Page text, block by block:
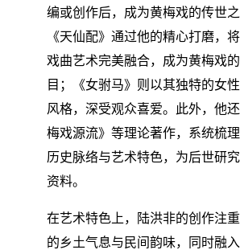
编或创作后，成为黄梅戏的传世之
《天仙配》通过他的精心打磨，
戏曲艺术完美融合，成为黄梅戏
目；《女驸马》则以其独特的女
风格，深受观众喜爱。此外，他
梅戏源流》等理论著作，系统梳
历史脉络与艺术特色，为后世研
资料。
在艺术特色上，陆洪非的创作注
的乡土气息与民间韵味，同时融